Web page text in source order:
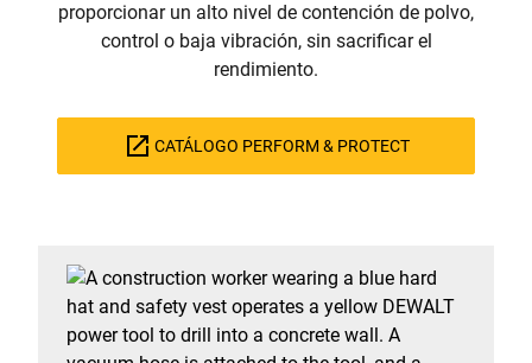
proporcionar un alto nivel de contención de polvo,
control o baja vibración, sin sacrificar el
rendimiento.
CATÁLOGO PERFORM & PROTECT